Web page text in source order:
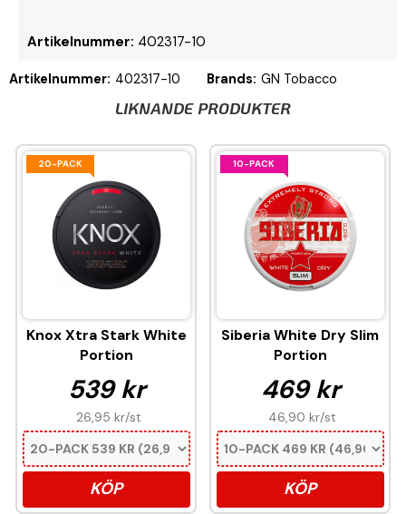
Artikelnummer: 402317-10
Artikelnummer: 402317-10 Brands: GN Tobacco
LIKNANDE PRODUKTER
20-PACK
Knox Xtra Stark White
Portion
539 kr
26,95 kr/st
KÖP
10-PACK
Siberia White Dry Slim
Portion
469 kr
46,90 kr/st
KÖP